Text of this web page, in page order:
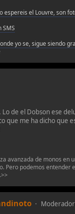
espereis el Louvre, son
SMS
yo se, sigue siendo
Lo de el Dobson ese
que me ha dicho que
avanzada de monos en
Pero podemos entender